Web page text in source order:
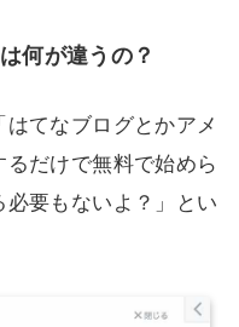
何が違うの？
てなブログとかアメ
だけで無料で始めら
要もないよ？」とい